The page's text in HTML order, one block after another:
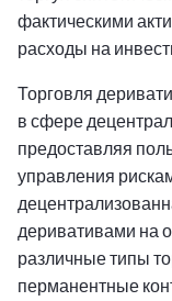
фактическими
расходы на
Торговля
в сфере
предоставляя
управления
деривативами на
различные типы
перманентные